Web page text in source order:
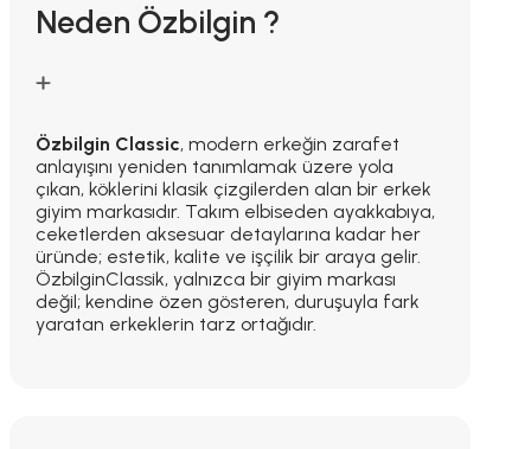
Neden Özbilgin ?
Özbilgin Classic, modern erkeğin zarafet
anlayışını yeniden tanımlamak üzere yola
çıkan, köklerini klasik çizgilerden alan bir erkek
giyim markasıdır. Takım elbiseden ayakkabıya,
ceketlerden aksesuar detaylarına kadar her
üründe; estetik, kalite ve işçilik bir araya gelir.
ÖzbilginClassik, yalnızca bir giyim markası
değil; kendine özen gösteren, duruşuyla fark
yaratan erkeklerin tarz ortağıdır.